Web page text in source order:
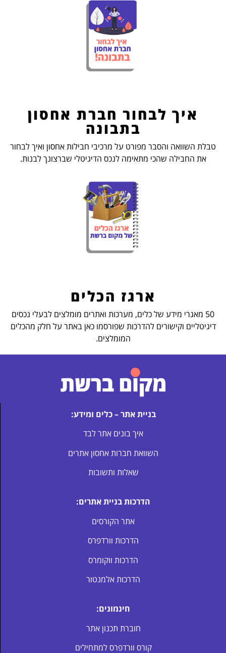
איך לבחור חברת אחסון
בתבונה
טבלת השוואה והסבר מפורט על מרכיבי חבילות אחסון ואיך לבחור
את החבילה שהכי מתאימה לנכס הדיגיטלי שברצונך לבנות.
ארגז הכלים
50 מאגרי מידע של כלים, מערכות ואתרים מומלצים לבעלי נכסים
דיגיטליים וקישורים להדרכות שפורסמו כאן באתר על חלק מהכלים
המומלצים.
בניית אתר – כלים ומידע:
איך בונים אתר לבד
השוואת חברות אחסון אתרים
שאלות ותשובות
הדרכות בניית אתרים:
אתר הקורסים
הדרכות וורדפרס
הדרכות ווקומרס
הדרכות אלמנטור
חינמונים:
חוברת תכנון אתר
קורס וורדפרס למתחילים